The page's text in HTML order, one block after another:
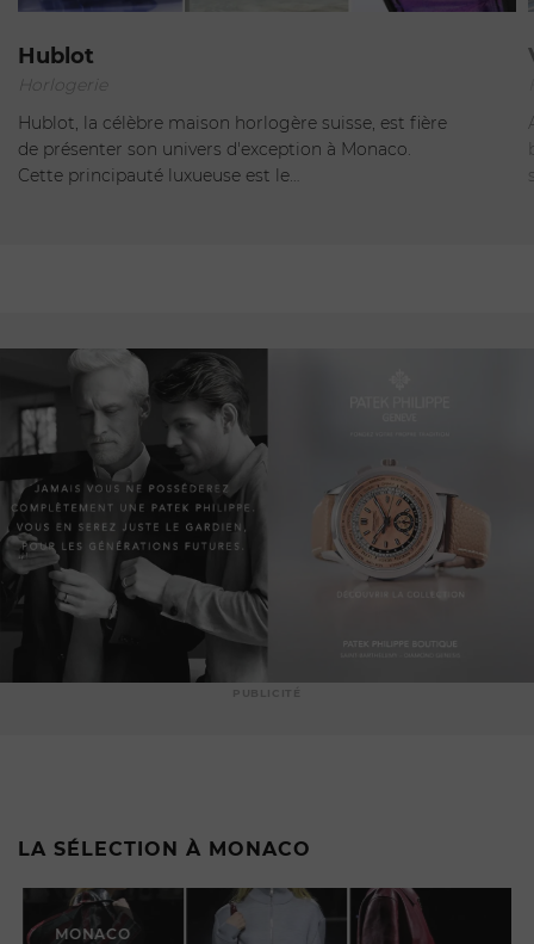
Monte-Carlo
Fermé
Hublot
Horlogerie
Hublot, la célèbre maison horlogère suisse, est fière
de présenter son univers d'exception à Monaco.
Cette principauté luxueuse est le…
LA SÉLECTION À MONACO
MONACO